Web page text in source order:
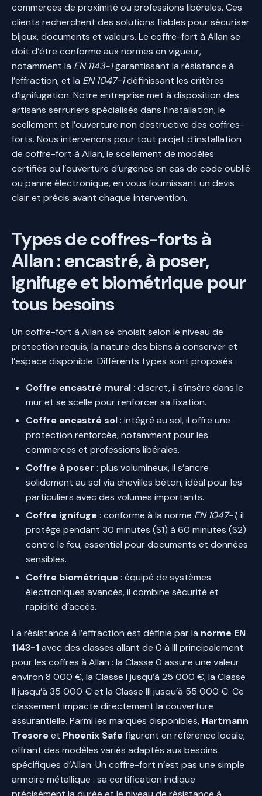
commerces de proximité ou professions libérales. Ces
clients recherchent des solutions fiables pour sécuriser
bijoux, documents et valeurs. Le coffre-fort à Allan se
doit d’être conforme aux normes en vigueur,
notamment la EN 1143-1garantissant la résistance à
l’effraction, et la EN 1047-1définissant les critères
d’ignifugation. Notre entreprise met à disposition des
artisans serruriers spécialisés dans l’installation, le
scellement et l’ouverture non destructive des coffres-
forts. Nous intervenons pour tout projet d’installation
de coffre-fort à Allan, le scellement de modèles
certifiés ou l’ouverture d’urgence en cas de code oublié
ou panne électronique, en vous fournissant un devis
clair et précis avant chaque intervention.
Types de coffres-forts à
Allan : encastré, à poser,
ignifuge et biométrique pour
tous besoins
Un coffre-fort à Allan se choisit selon le niveau de
protection requis, la nature des biens à conserver et
l’espace disponible. Différents types sont proposés :
Coffre encastré mural: discret, il s’insère dans le
mur et se scelle pour renforcer sa fixation.
Coffre encastré sol: intégré au sol, il offre une
protection renforcée, notamment pour les
commerces et professions libérales.
Coffre à poser : plus volumineux, il s’ancre
solidement au sol via chevilles béton, idéal pour les
particuliers avec des volumes importants.
Coffre ignifuge: conforme à la norme EN 1047-1, il
protège pendant 30 minutes (S1) à 60 minutes (S2)
contre le feu, essentiel pour documents et données
sensibles.
Coffre biométrique: équipé de systèmes
électroniques avancés, il combine sécurité et
rapidité d’accès.
La résistance à l’effraction est définie par la norme EN
1143-1avec des classes allant de 0 à III principalement
pour les coffres à Allan : la Classe 0 assure une valeur
environ 8 000 €, la Classe I jusqu’à 25 000 €, la Classe
II jusqu’à 35 000 € et la Classe III jusqu’à 55 000 €. Ce
classement impacte directement la couverture
assurantielle. Parmi les marques disponibles, Hartmann
Tresoreet Phoenix Safefigurent en référence locale,
offrant des modèles variés adaptés aux besoins
spécifiques d’Allan. Un coffre-fort n’est pas une simple
armoire métallique : sa certification indique